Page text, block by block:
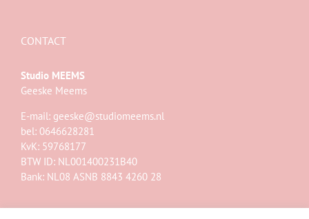
CONTACT
Studio MEEMS
Geeske Meems
E-mail: geeske@studiomeems.nl
bel: 0646628281
KvK: 59768177
BTW ID: NL001400231B40
Bank: NL08 ASNB 8843 4260 28